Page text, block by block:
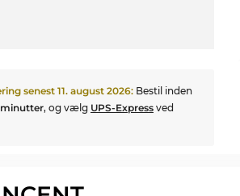
senest 11. august 2026: Bestil inden
minutter, og vælg UPS-Express ved